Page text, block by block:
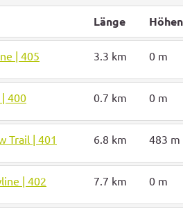
Länge
| 405 3.3 km 0 m
400 0.7 km 0 m
Trail | 401 6.8 km 483 m
| 402 7.7 km 0 m